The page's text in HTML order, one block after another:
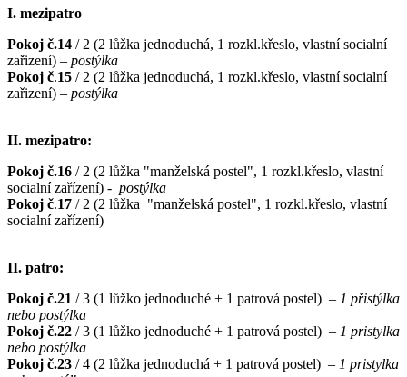
I. mezipatro
Pokoj č.14 / 2 (2 lůžka jednoduchá, 1 rozkl.křeslo, vlastní socialní
zařizení) – postýlka
Pokoj č.15 / 2 (2 lůžka jednoduchá, 1 rozkl.křeslo, vlastní socialní
zařizení) – postýlka
II. mezipatro:
Pokoj č.16 / 2 (2 lůžka "manželská postel", 1 rozkl.křeslo, vlastní
socialní zařízení) - postýlka
Pokoj č.17 / 2 (2 lůžka "manželská postel", 1 rozkl.křeslo, vlastní
socialní zařízení)
II. patro:
Pokoj č.21 / 3 (1 lůžko jednoduché + 1 patrová postel) – 1 přistýlka
nebo postýlka
Pokoj č.22 / 3 (1 lůžko jednoduché + 1 patrová postel) – 1 pristylka
nebo postýlka
Pokoj č.23 / 4 (2 lůžka jednoduchá + 1 patrová postel) – 1 pristylka